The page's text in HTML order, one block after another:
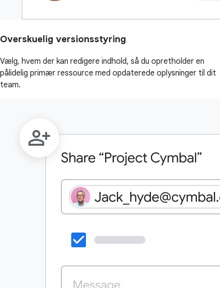
Overskuelig versionsstyring
Vælg, hvem der kan redigere indhold, så du opretholder en
pålidelig primær ressource med opdaterede oplysninger til dit
team.